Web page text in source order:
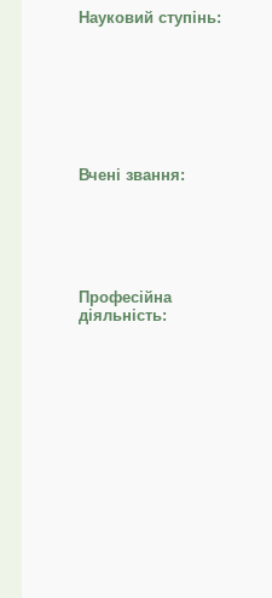
Науковий ступінь:
Вчені звання:
Професійна
діяльність: